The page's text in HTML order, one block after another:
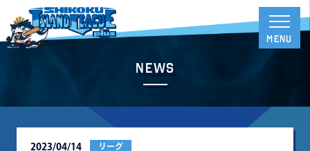
News
2023/04/14 リーグ